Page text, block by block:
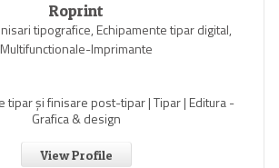
Roprint
tipografice, Echipamente tipar digital,
Multifunctionale-Imprimante
tipar și finisare post-tipar | Tipar | Editura -
Grafica & design
View Profile